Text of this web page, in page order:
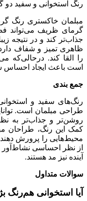
رنگ استخوانی و سفید دو
مبلمان خاکستری رنگ
گرمای ظریف می‌تواند
جذاب‌تر کند و در نتیجه
ظاهری تمیز و شفاف
را القا کند. درحالی‌که
است باعث ایجاد
جمع بندی
رنگ‌های سفید و
طراحی مبلمان است.
روشن‌تر و جذاب‌تر به
کمک این رنگ، طراحان
محیط‌هایی را پرورش
از نظر احساسی
آینده نیز مد هستند.
سوالات متداول
آیا استخوانی هم‌رنگ